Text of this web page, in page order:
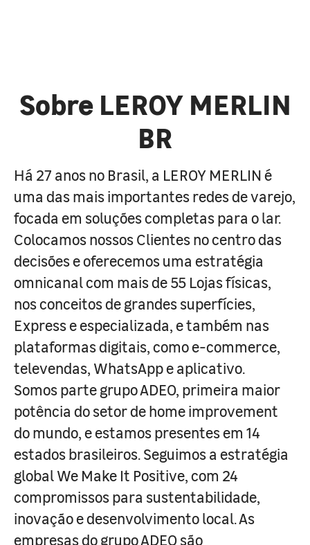
Sobre LEROY MERLIN
BR
Há 27 anos no Brasil, a LEROY MERLIN é
uma das mais importantes redes de varejo,
focada em soluções completas para o lar.
Colocamos nossos Clientes no centro das
decisões e oferecemos uma estratégia
omnicanal com mais de 55 Lojas físicas,
nos conceitos de grandes superfícies,
Express e especializada, e também nas
plataformas digitais, como e-commerce,
televendas, WhatsApp e aplicativo.
Somos parte grupo ADEO, primeira maior
potência do setor de home improvement
do mundo, e estamos presentes em 14
estados brasileiros. Seguimos a estratégia
global We Make It Positive, com 24
compromissos para sustentabilidade,
inovação e desenvolvimento local. As
empresas do grupo ADEO são